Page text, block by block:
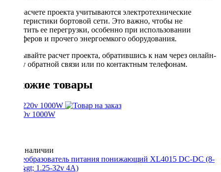
При расчете проекта учитываются электротехнические
характеристики бортовой сети. Это важно, чтобы не
допустить ее перегрузки, особенно при использовании
сабвуферов и прочего энергоемкого оборудования.
Заказывайте расчет проекта, обратившись к нам через онлайн-
форму обратной связи или по контактным телефонам.
Похожие товары
12-220v 1000W
Нет в наличии